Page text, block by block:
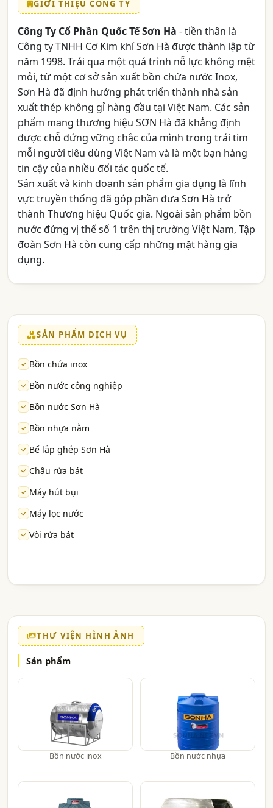
GIỚI THIỆU CÔNG TY
Công Ty Cổ Phần Quốc Tế Sơn Hà - tiền thân là
Công ty TNHH Cơ Kim khí Sơn Hà được thành lập từ
năm 1998. Trải qua một quá trình nỗ lực không mệt
mỏi, từ một cơ sở sản xuất bồn chứa nước Inox,
Sơn Hà đã định hướng phát triển thành nhà sản
xuất thép không gỉ hàng đầu tại Việt Nam. Các sản
phẩm mang thương hiệu SƠN Hà đã khẳng định
được chỗ đứng vững chắc của mình trong trái tim
mỗi người tiêu dùng Việt Nam và là một bạn hàng
tin cậy của nhiều đối tác quốc tế.
Sản xuất và kinh doanh sản phẩm gia dụng là lĩnh
vực truyền thống đã góp phần đưa Sơn Hà trở
thành Thương hiệu Quốc gia. Ngoài sản phẩm bồn
nước đứng vị thế số 1 trên thị trường Việt Nam, Tập
đoàn Sơn Hà còn cung cấp những mặt hàng gia
dụng.
SẢN PHẨM DỊCH VỤ
Bồn chứa inox
Bồn nước công nghiệp
Bồn nước Sơn Hà
Bồn nhựa nằm
Bể lắp ghép Sơn Hà
Chậu rửa bát
Máy hút bụi
Máy lọc nước
Vòi rửa bát
THƯ VIỆN HÌNH ẢNH
Sản phẩm
Bồn nước inox Bồn nước nhựa